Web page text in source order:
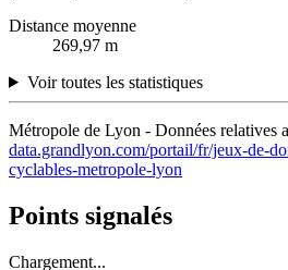
Distance moyenne
269,97 m
Voir toutes les statistiques
Métropole de Lyon - Données relatives
data.grandlyon.com/portail/fr/jeux-de-
cyclables-metropole-lyon
Points signalés
Chargement...